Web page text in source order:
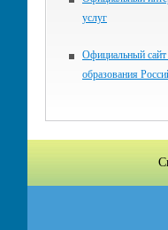
услуг
Официальный
образования